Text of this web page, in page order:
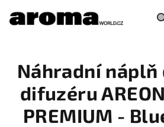
obsah
Náhradní náplň
difuzéru
PREMIUM -